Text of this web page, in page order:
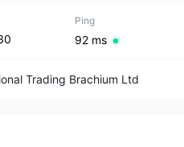
Ping
92 ms
Trading Brachium Ltd